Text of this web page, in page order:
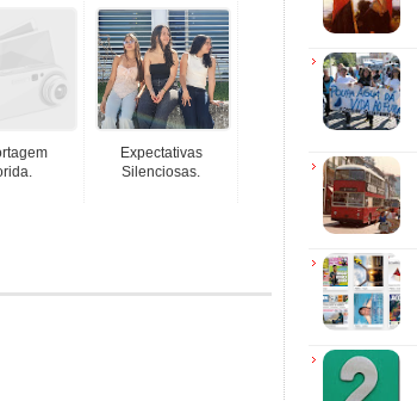
Expectativas
Silenciosas.